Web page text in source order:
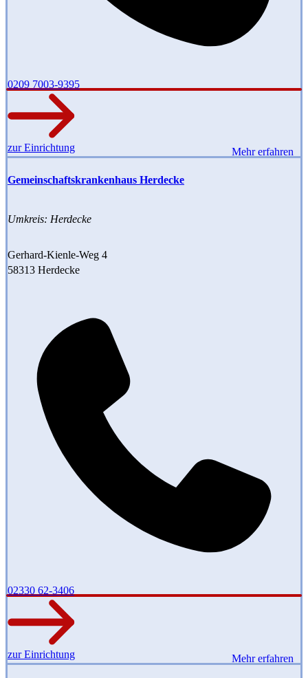
0209 7003-9395
zur Einrichtung Mehr erfahren
Gemeinschaftskrankenhaus Herdecke
Umkreis: Herdecke
Gerhard-Kienle-Weg 4
58313 Herdecke
02330 62-3406
zur Einrichtung Mehr erfahren